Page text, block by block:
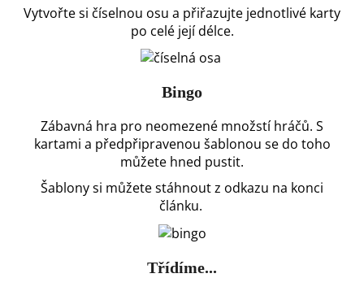
Vytvořte si číselnou osu a přiřazujte jednotlivé karty
po celé její délce.
Bingo
Zábavná hra pro neomezené množstíhráčů. S
kartami a předpřipravenou šablonou se do toho
můžete hned pustit.
Šablony si můžete stáhnout z odkazu na konci
článku.
Třídíme...